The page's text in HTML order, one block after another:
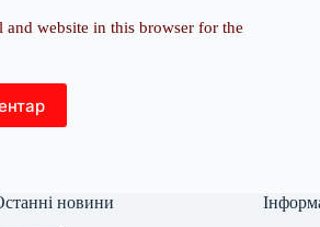
and website in this browser for the
новини